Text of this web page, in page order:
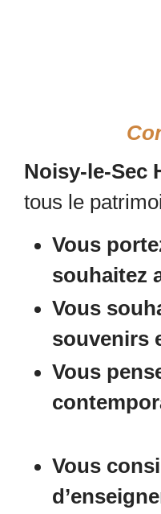
Noisy-le-Sec
tous le
Vous
souhaitez
Vous
souvenirs
Vous
Vous